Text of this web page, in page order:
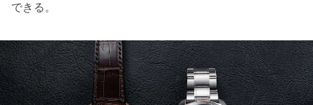
できる。